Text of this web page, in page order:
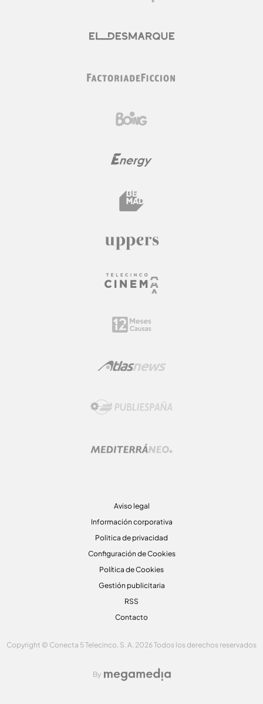
Aviso legal
Información corporativa
Politica de privacidad
Configuración de Cookies
Política de Cookies
Gestión publicitaria
RSS
Contacto
Copyright © Conecta 5 Telecinco, S. A. 2026 Todos los derechos reservados
By